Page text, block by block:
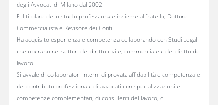
degli Avvocati di Milano dal 2002.
È il titolare dello studio professionale insieme al fratello, Dottore
Commercialista e Revisore dei Conti.
Ha acquisito esperienza e competenza collaborando con Studi Legali
che operano nei settori del diritto civile, commerciale e del diritto del
lavoro.
Si avvale di collaboratori interni di provata affidabilità e competenza e
del contributo professionale di avvocati con specializzazioni e
competenze complementari, di consulenti del lavoro, di